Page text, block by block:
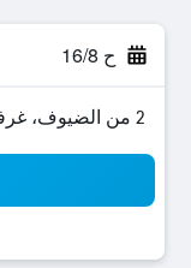
ح 16/8
2 من الضيوف، غرفة واحدة